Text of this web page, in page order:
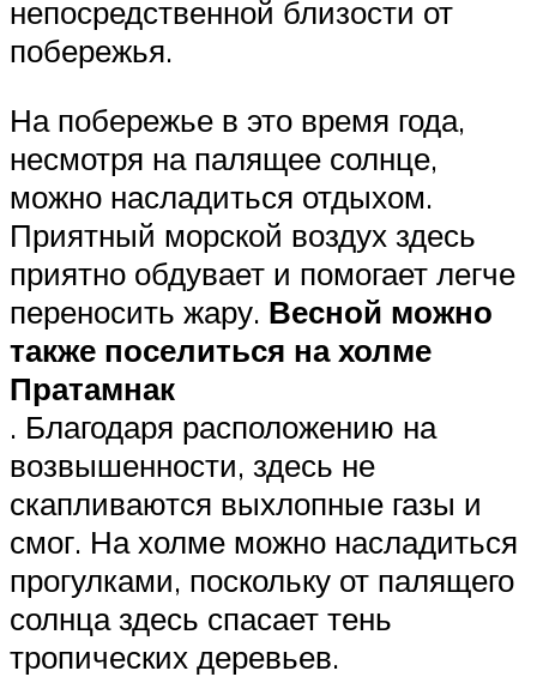
непосредственной близости от
побережья.
На побережье в это время года,
несмотря на палящее солнце,
можно насладиться отдыхом.
Приятный морской воздух здесь
приятно обдувает и помогает легче
переносить жару. Весной можно
также поселиться на холме
Пратамнак
. Благодаря расположению на
возвышенности, здесь не
скапливаются выхлопные газы и
смог. На холме можно насладиться
прогулками, поскольку от палящего
солнца здесь спасает тень
тропических деревьев.